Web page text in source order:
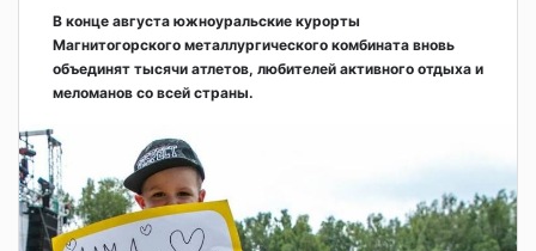
В конце августа южноуральские курорты
Магнитогорского металлургического комбината вновь
объединят тысячи атлетов, любителей активного отдыха и
меломанов со всей страны.